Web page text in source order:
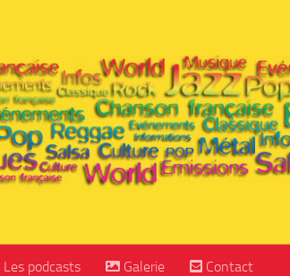
Les podcasts Galerie Contact